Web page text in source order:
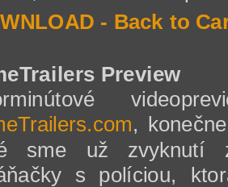
- Back to
Preview
,
sme už zvyknutí
s políciou,